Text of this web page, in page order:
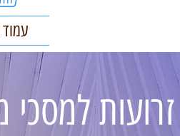
זרועות